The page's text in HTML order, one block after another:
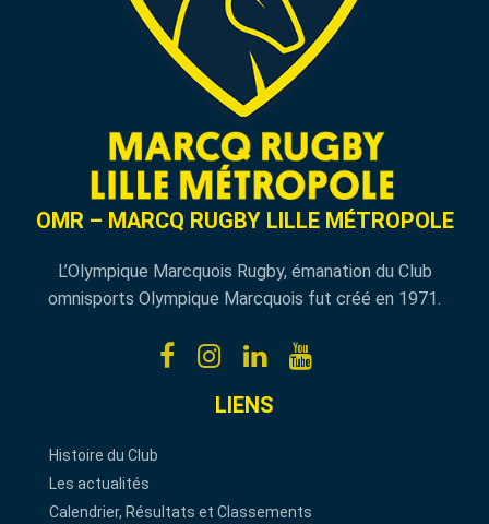
OMR – MARCQ RUGBY LILLE MÉTROPOLE
L’Olympique Marcquois Rugby, émanation du Club
omnisports Olympique Marcquois fut créé en 1971.
LIENS
Histoire du Club
Les actualités
Calendrier, Résultats et Classements